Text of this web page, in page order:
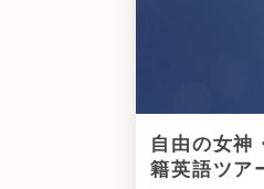
自由の女神
籍英語ツア